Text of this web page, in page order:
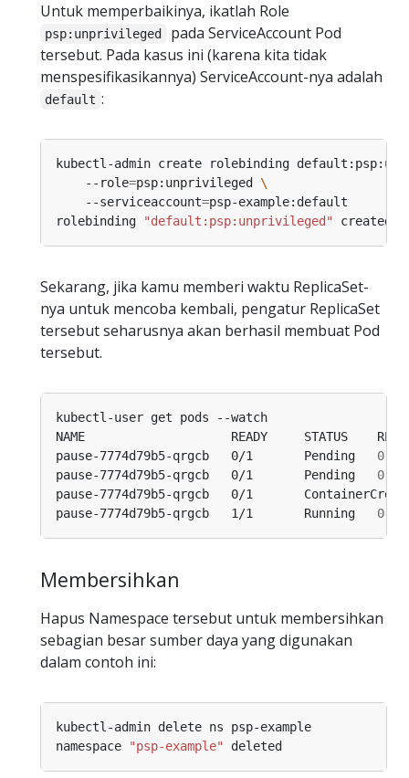
Untuk memperbaikinya, ikatlah Role
psp:unprivileged
pada ServiceAccount Pod
tersebut. Pada kasus ini (karena kita tidak
menspesifikasikannya) ServiceAccount-nya adalah
default :
kubectl-admin create rolebinding
    --role
=psp:unprivileged
    --serviceaccount
=
rolebinding
"default:psp:unprivileged"
Sekarang, jika kamu memberi waktu ReplicaSet-
nya untuk mencoba kembali, pengatur ReplicaSet
tersebut seharusnya akan berhasil membuat Pod
tersebut.
pause-7774d79b5-qrgcb   0/1       Pending 0
pause-7774d79b5-qrgcb   0/1       Pending 0
pause-7774d79b5-qrgcb   0/1
pause-7774d79b5-qrgcb   1/1       Running 0
Membersihkan
Hapus Namespace tersebut untuk membersihkan
sebagian besar sumber daya yang digunakan
dalam contoh ini:
namespace
"psp-example"